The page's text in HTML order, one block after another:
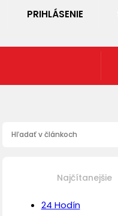
PRIHLÁSENIE
Najčítanejšie
24 Hodín